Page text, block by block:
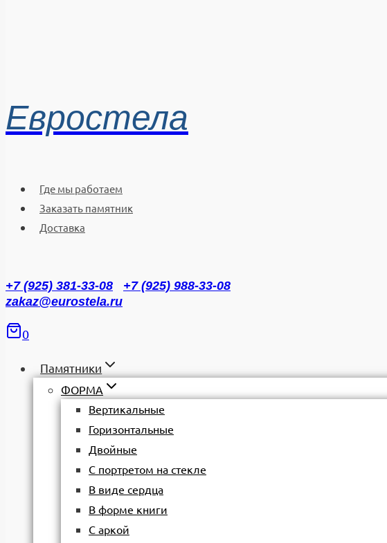
Евростела
Где мы работаем
Заказать памятник
Доставка
+7 (925) 381-33-08
+7 (925) 988-33-08
zakaz@eurostela.ru
0
Памятники
ФОРМА
Вертикальные
Горизонтальные
Двойные
С портретом на стекле
В виде сердца
В форме книги
С аркой